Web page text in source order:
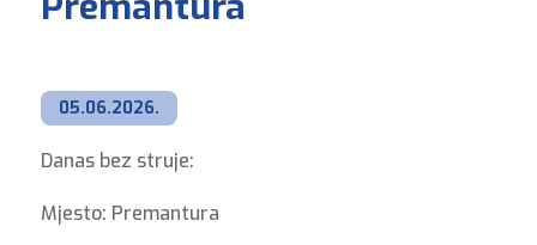
05.06.2026.
Danas bez struje:
Mjesto: Premantura